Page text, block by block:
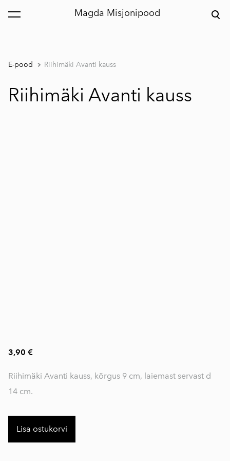
Magda Misjonipood
lisati ostukorvi. Vaata ostukorvi
E-pood Riihimäki Avanti kauss
Riihimäki Avanti kauss
3,90 €
Riihimäki Avanti kauss, kõrgus 9 cm, laiemast servast d
14 cm.
Lisa ostukorvi